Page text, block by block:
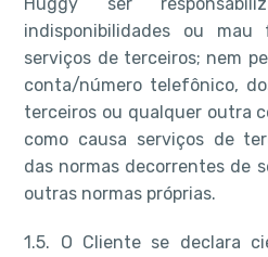
indisponibilidades ou mau
serviços de terceiros; nem
conta/número telefônico,
terceiros ou qualquer outra
como causa serviços de
das normas decorrentes de
outras normas próprias.
1.5. O Cliente se declara